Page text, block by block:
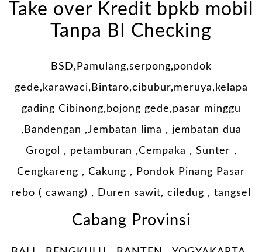
Take over Kredit bpkb mobil
Tanpa BI Checking
BSD,Pamulang,serpong,pondok
gede,karawaci,Bintaro,cibubur,meruya,kelapa
gading Cibinong,bojong gede,pasar minggu
,Bandengan ,Jembatan lima , jembatan dua
Grogol , petamburan ,Cempaka , Sunter ,
Cengkareng , Cakung , Pondok Pinang Pasar
rebo ( cawang) , Duren sawit, ciledug , tangsel
Cabang Provinsi